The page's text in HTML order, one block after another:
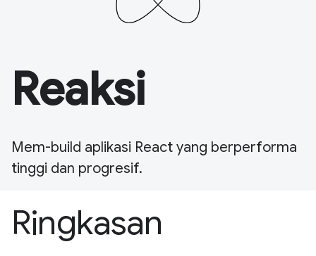
Reaksi
Mem-build aplikasi React yang berperforma
tinggi dan progresif.
Ringkasan